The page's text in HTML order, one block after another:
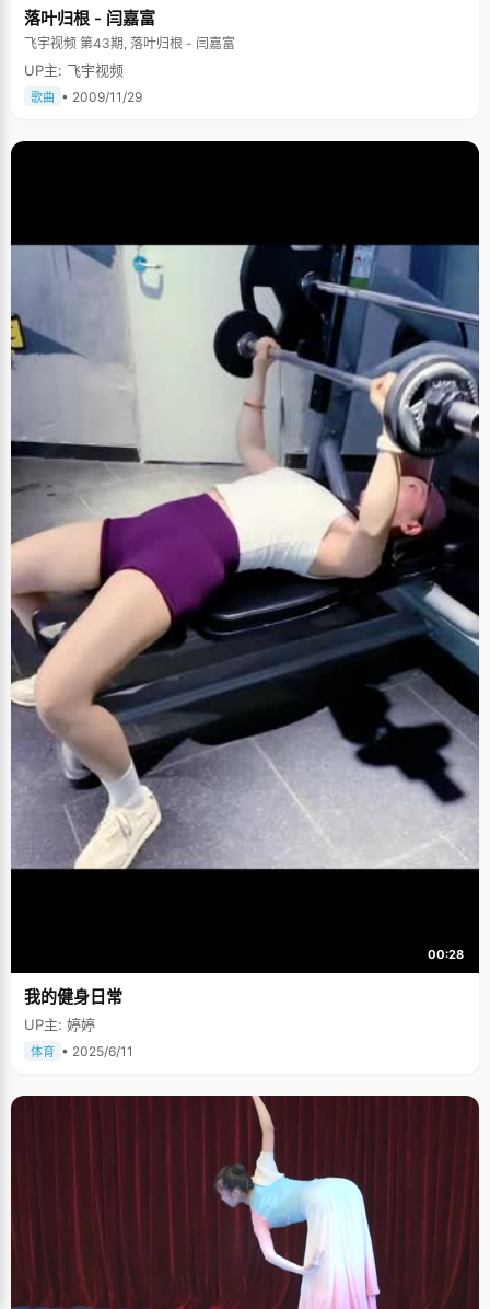
落叶归根 - 闫嘉富
飞宇视频 第43期, 落叶归根 - 闫嘉富
UP主: 飞宇视频
歌曲 • 2009/11/29
00:28
我的健身日常
UP主: 婷婷
体育 • 2025/6/11